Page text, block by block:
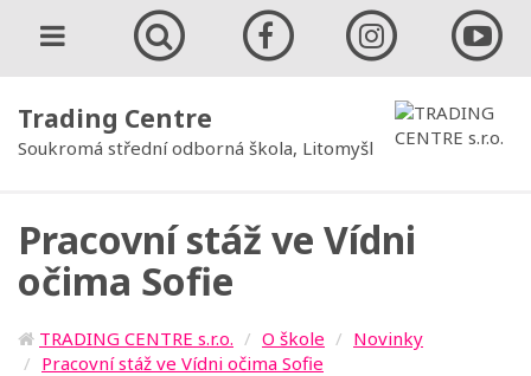
Trading Centre
Soukromá střední odborná škola, Litomyšl
Pracovní stáž ve Vídni
očima Sofie
TRADING CENTRE s.r.o. O škole
Novinky
Pracovní stáž ve Vídni očima Sofie